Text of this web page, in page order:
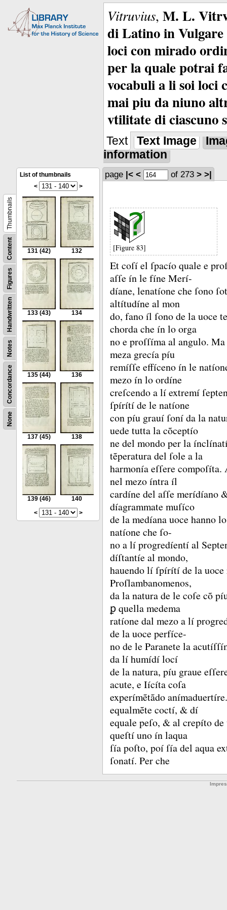
Vitruvius, M. L.
di Latino in Vulgare
loci con mirado
per la quale potrai
vocabuli a li soi loci
mai piu da niuno
vtilitate di ciascuno
Text Text Image
information
None
Concordance
Notes
Handwritten
Figures
Content
Thumbnails
List of thumbnails
<
>
131 (42) 132
133 (43) 134
135 (44) 136
137 (45) 138
139 (46)
140
<
>
page |< < of 273 > >|
[Figure 83]
Et coſí el ſpacío quale e
aſſe ín le fíne Merí-
díane, lenatíone che ſono
altítudíne al mon
do, fano íl ſono de la uoce
chorda che ín lo orga
no e proſſíma al angulo. Ma
meza grecía píu
remíſſe effíceno ín le
mezo ín lo ordíne
creſcendo a lí extremí
ſpírítí de le natíone
con píu grauí ſoní da la
uede tutta la cõceptío
ne del mondo per la
tẽperatura del ſole a la
harmonía eſſere compoſíta.
nel mezo íntra íl
cardíne del aſſe merídíano
díagrammate muſíco
de la medíana uoce hanno
natíone che ſo-
no a lí progredíentí al
díſtantíe al mondo,
hauendo lí ſpírítí de la
Proſlambanomenos,
da la natura de le coſe cõ
ꝑ quella medema
ratíone dal mezo a lí
de la uoce perfíce-
no de le Paranete la
da lí humídí locí
de la natura, píu graue
acute, e Iícíta coſa
experímẽtãdo
equalmẽte coctí, &dí
equale peſo, &al crepíto
queſtí uno ín laqua
ſía poſto, poí ſía del aqua
ſonatí. Per che